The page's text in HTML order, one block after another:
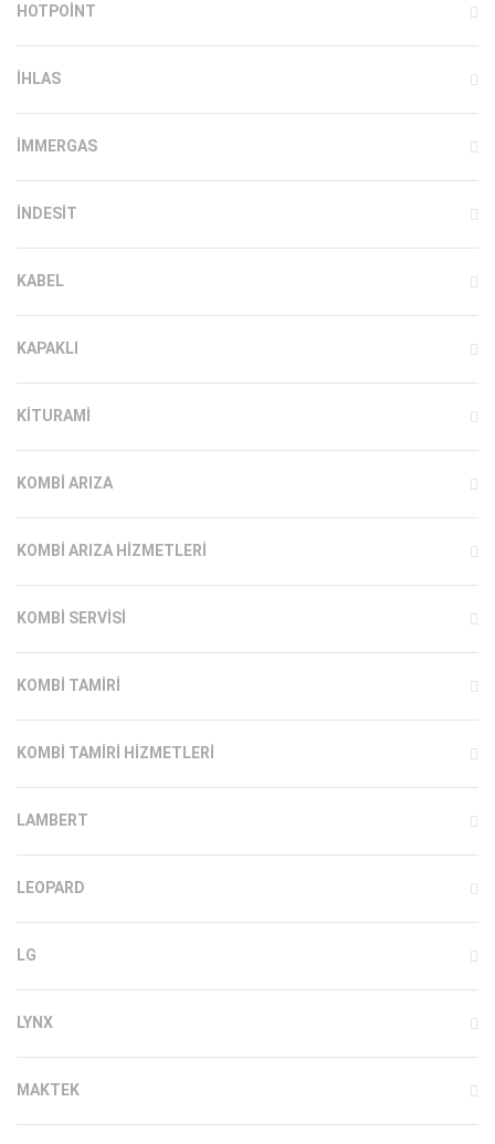
HOTPOINT
IHLAS
İMMERGAS
INDESIT
KABEL
KAPAKLI
KITURAMI
KOMBI ARIZA
KOMBI ARIZA HIZMETLERI
KOMBI SERVISI
KOMBI TAMIRI
KOMBI TAMIRI HIZMETLERI
LAMBERT
LEOPARD
LG
LYNX
MAKTEK